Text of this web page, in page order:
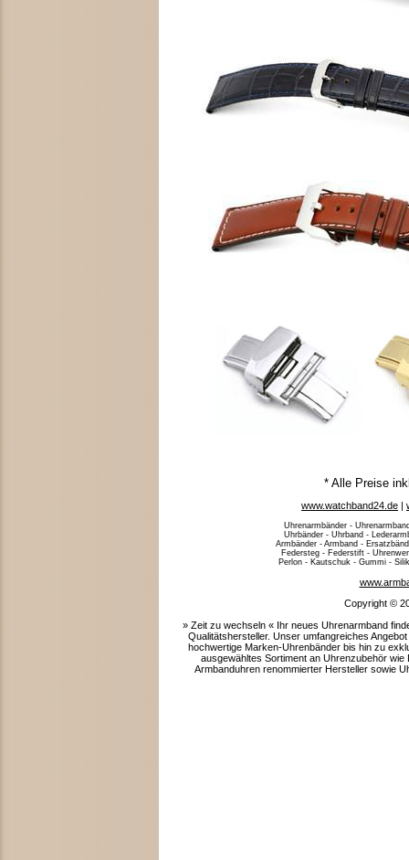
* Alle Preise
www.watchband24.de |
Uhrenarmbänder -
Uhrbänder - Uhrband -
Armbänder - Armband -
Federsteg - Federstift -
Perlon - Kautschuk - Gummi -
Copyright ©
» Zeit zu wechseln « Ihr neues Uhrenarmband
Qualitätshersteller. Unser umfangreiches
hochwertige Marken-Uhrenbänder bis hin zu
ausgewähltes Sortiment an Uhrenzubehör
Armbanduhren renommierter Hersteller sowie